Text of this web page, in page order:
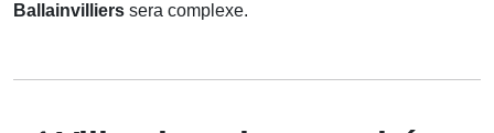
Ballainvilliers sera complexe.